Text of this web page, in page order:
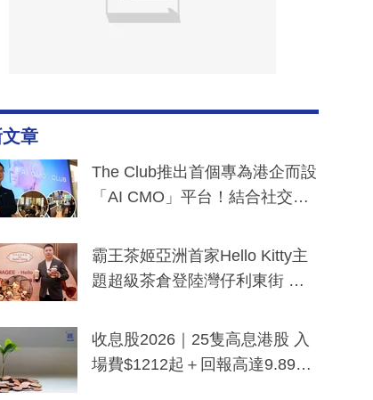
章
The Club推出首個專為港企而設
「AI CMO」平台！結合社交聆
分鐘生成「貼地」宣傳短片
霸王茶姬亞洲首家Hello Kitty主
題超級茶倉登陸灣仔利東街 推
y及香港限定特調系列
收息股2026｜25隻高息港股 入
場費$1212起＋回報高達9.89